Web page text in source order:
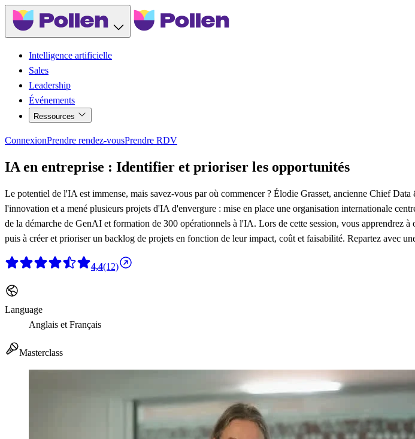
Intelligence artificielle
Sales
Leadership
Événements
Ressources
ConnexionPrendre rendez-vousPrendre RDV
IA en entreprise : Identifier et prioriser les opportunités
Le potentiel de l'IA est immense, mais savez-vous par où commencer ? Élodie Grasset, ancienne Chief
l'innovation et a mené plusieurs projets d'IA d'envergure : mise en place une organisation internationale
de la démarche de GenAI et formation de 300 opérationnels à l'IA. Lors de cette session, vous apprendrez
puis à créer et prioriser un backlog de projets en fonction de leur impact, coût et faisabilité. Repartez avec
4,4(12)
Language
Anglais et Français
Masterclass